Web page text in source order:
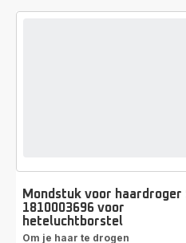
Mondstuk voor haardroger
1810003696 voor
heteluchtborstel
Om je haar te drogen